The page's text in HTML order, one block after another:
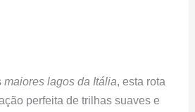
maiores lagos da Itália, esta rota
perfeita de trilhas suaves e